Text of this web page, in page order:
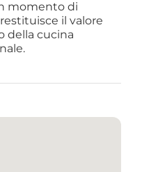
momento di
il valore
della cucina